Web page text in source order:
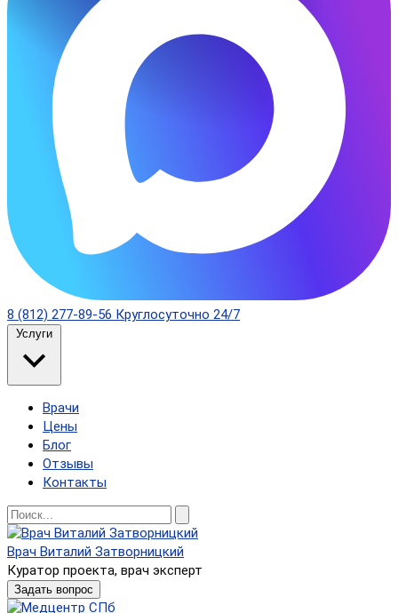
8 (812) 277-89-56 Круглосуточно 24/7
Услуги
Врачи
Цены
Блог
Отзывы
Контакты
Врач Виталий Затворницкий
Куратор проекта, врач эксперт
Задать вопрос